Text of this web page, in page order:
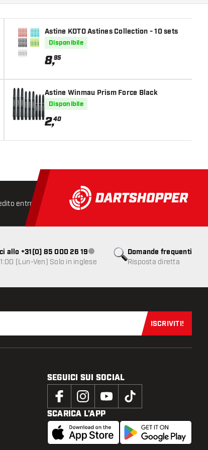
AL CARRELLO
AL CARRELLO
Astine KOTO Astines Collection - 10 sets
Disponibile
8,95
Astine Winmau Prism Force Black
Disponibile
2,40
entro 24 ore Spedizione gratuitada € 75
Domande frequenti
Risposta diretta
allo +31(0) 85 000 26 19Servizio clienti non disponibile
(Lun-Ven) Solo in inglese
Iscriviti
ISCRIVITI!
SEGUICI SUI SOCIAL
SCARICA L’APP